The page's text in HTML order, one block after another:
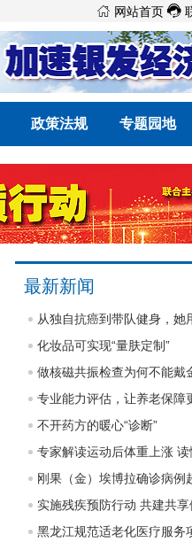
 网站首页 
政策法规 专题园地
最新新闻
从独自抗癌到带队健身，她
化妆品可实现“量肤定制”
做核磁共振检查为何不能戴
专业能力评估，让养老保障
不开药方的暖心“诊断”
专家解读运动后体重上涨
刚果（金）埃博拉确诊病例
实施残疾预防行动 共建共享
黑龙江规范适老化医疗服务